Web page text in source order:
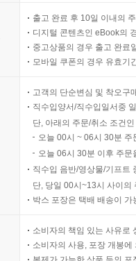
출고 완료 후 10일 이내의
디지털 콘텐츠인 eBook의
중고상품의 경우 출고 완료
모바일 쿠폰의 경우 유효기
고객의 단순변심 및 착오구
직수입양서/직수입일서중
단, 아래의 주문/취소 조건
오늘 00시 ~ 06시 30분
오늘 06시 30분 이후 주
직수입 음반/영상물/기프트
단, 당일 00시~13시 사이의
박스 포장은 택배 배송이
소비자의 책임 있는 사유로
소비자의 사용, 포장 개봉